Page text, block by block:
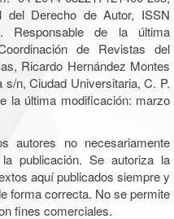
del Derecho de Autor, ISSN
Responsable de la última
de Revistas del
Ricardo Hernández Montes
n, Ciudad Universitaria, C. P.
la última modificación: marzo
autores no necesariamente
publicación. Se autoriza la
aquí publicados siempre y
forma correcta. No se permite
fines comerciales.